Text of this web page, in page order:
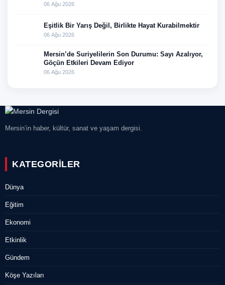
06 Ağu 2026
Eşitlik Bir Yarış Değil, Birlikte Hayat Kurabilmektir
06 Ağu 2026
Mersin’de Suriyelilerin Son Durumu: Sayı Azalıyor,
Göçün Etkileri Devam Ediyor
06 Ağu 2026
Mersin’in haber, kültür, sanat ve yaşam dergisi.
KATEGORILER
Dünya
Eğitim
Ekonomi
Etkinlik
Gündem
Köşe Yazıları